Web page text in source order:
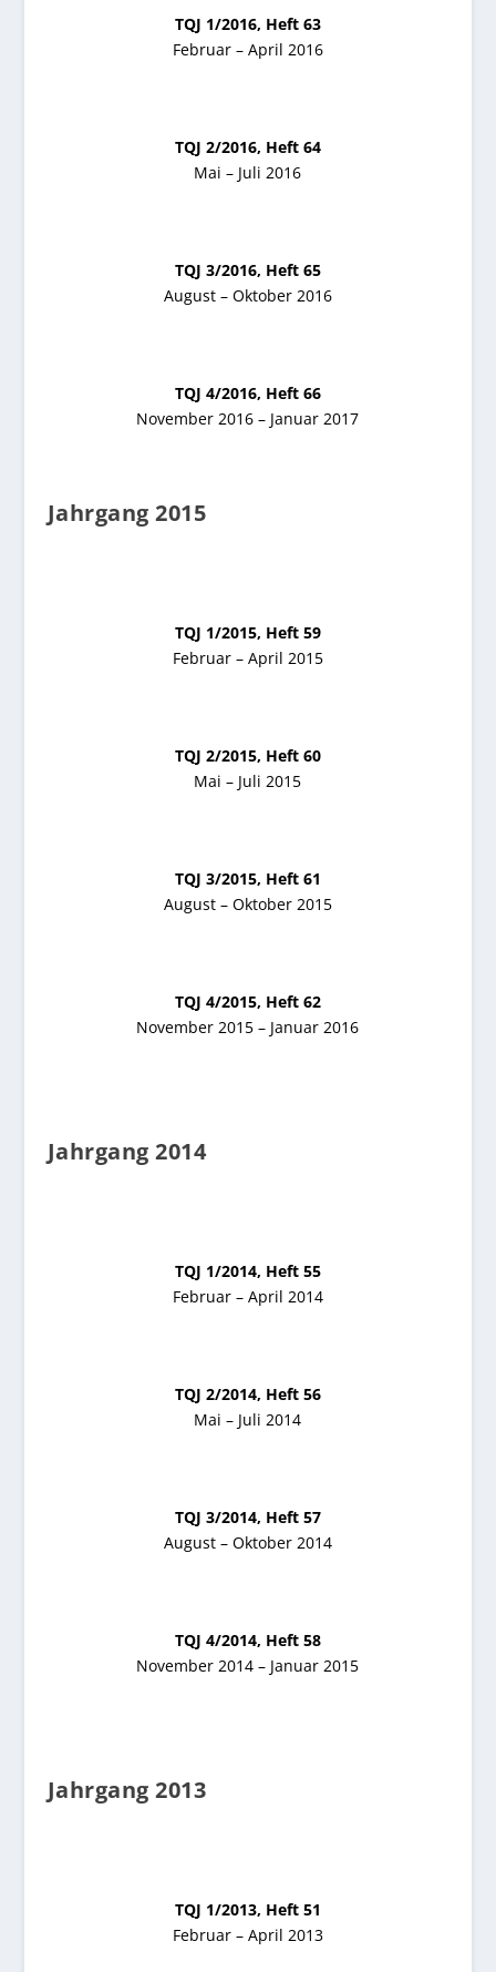
TQJ 1/2016, Heft 63
Februar – April 2016
TQJ 2/2016, Heft 64
Mai – Juli 2016
TQJ 3/2016, Heft 65
August – Oktober 2016
TQJ 4/2016, Heft 66
November 2016 – Januar 2017
Jahrgang 2015
TQJ 1/2015, Heft 59
Februar – April 2015
TQJ 2/2015, Heft 60
Mai – Juli 2015
TQJ 3/2015, Heft 61
August – Oktober 2015
TQJ 4/2015, Heft 62
November 2015 – Januar 2016
Jahrgang 2014
TQJ 1/2014, Heft 55
Februar – April 2014
TQJ 2/2014, Heft 56
Mai – Juli 2014
TQJ 3/2014, Heft 57
August – Oktober 2014
TQJ 4/2014, Heft 58
November 2014 – Januar 2015
Jahrgang 2013
TQJ 1/2013, Heft 51
Februar – April 2013